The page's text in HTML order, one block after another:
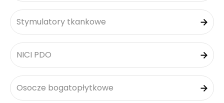
Stymulatory tkankowe
NICI PDO
Osocze bogatopłytkowe